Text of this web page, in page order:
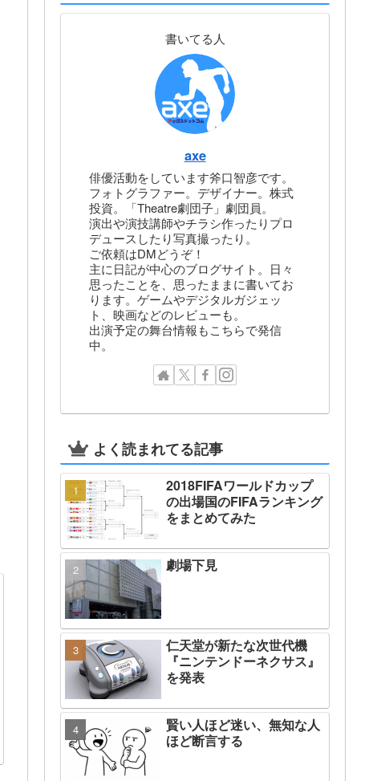
書いてる人
axe
俳優活動をしています斧口智彦です。
フォトグラファー。デザイナー。株式
投資。「Theatre劇団子」劇団員。
演出や演技講師やチラシ作ったりプロ
デュースしたり写真撮ったり。
ご依頼はDMどうぞ！
主に日記が中心のブログサイト。日々
思ったことを、思ったままに書いてお
ります。ゲームやデジタルガジェッ
ト、映画などのレビューも。
出演予定の舞台情報もこちらで発信
中。
よく読まれてる記事
2018FIFAワールドカップ
の出場国のFIFAランキング
をまとめてみた
劇場下見
仁天堂が新たな次世代機
『ニンテンドーネクサス』
を発表
賢い人ほど迷い、無知な人
ほど断言する